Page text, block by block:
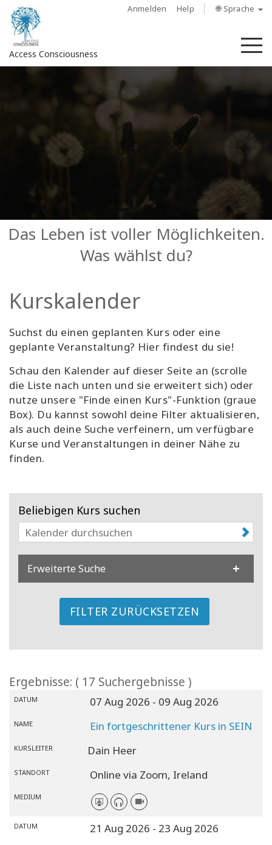
Anmelden Help 🌐 Sprache
Access Consciousness
Konto
Bars
Regionen
More
Neuigkeiten
KONTAKT
Das Leben ist voller Möglichkeiten.
Was wählst du?
Kurskalender
Suchst du einen geplanten Kurs oder eine
geplante Veranstaltung? Hier findest du sie!
Schau den Kalender auf dieser Seite an (scrolle
die Liste nach unten und sie erweitert sich) oder
nutze unsere "Finde einen Kurs"-Funktion (graue
Box). Du kannst sowohl deine Filter aktualisieren,
als auch deine Suche verfeinern, um verfügbare
Kurse und Veranstaltungen in deiner Nähe zu
finden.
Beliebigen Kurs suchen
Erweiterte Suche
FILTER ZURÜCKSETZEN
Ergebnisse: ( 17 Suchergebnisse )
DATUM 07 Aug 2026 - 09 Aug 2026
NAME Ein fortgeschrittener Kurs in SEIN
KURSLEITER Dain Heer
STANDORT Online via Zoom, Ireland
MEDIUM
DATUM 21 Aug 2026 - 23 Aug 2026